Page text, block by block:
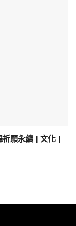
願永續 | 文化 |